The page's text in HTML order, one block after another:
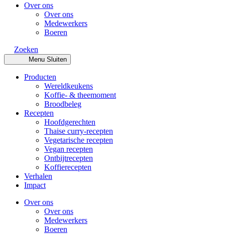
Over ons
Over ons
Medewerkers
Boeren
Zoeken
Menu Sluiten
Producten
Wereldkeukens
Koffie- & theemoment
Broodbeleg
Recepten
Hoofdgerechten
Thaise curry-recepten
Vegetarische recepten
Vegan recepten
Ontbijtrecepten
Koffierecepten
Verhalen
Impact
Over ons
Over ons
Medewerkers
Boeren